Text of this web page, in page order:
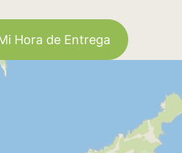
Hora de Entrega